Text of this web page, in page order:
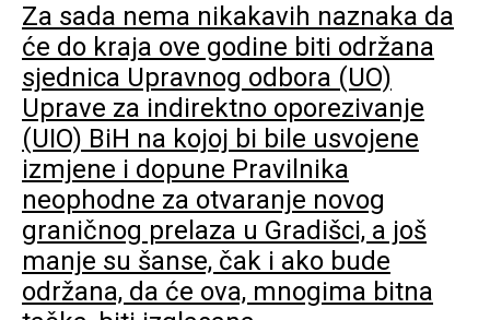
Za sada nema nikakavih naznaka da
će do kraja ove godine biti održana
sjednica Upravnog odbora (UO)
Uprave za indirektno oporezivanje
(UIO) BiH na kojoj bi bile usvojene
izmjene i dopune Pravilnika
neophodne za otvaranje novog
graničnog prelaza u Gradišci, a još
manje su šanse, čak i ako bude
održana, da će ova, mnogima bitna